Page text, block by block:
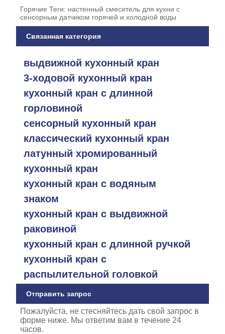
Горячие Теги: настенный смеситель для кухни с
сенсорным датчиком горячей и холодной воды
Связанная категория
выдвижной кухонный кран
3-ходовой кухонный кран
кухонный кран с длинной
горловиной
сенсорный кухонный кран
классический кухонный кран
латунный хромированный
кухонный кран
кухонный кран с водяным
знаком
кухонный кран с выдвижной
раковиной
кухонный кран с длинной ручкой
кухонный кран с
распылительной головкой
Отправить запрос
Пожалуйста, не стесняйтесь дать свой запрос в
форме ниже. Мы ответим вам в течение 24
часов.